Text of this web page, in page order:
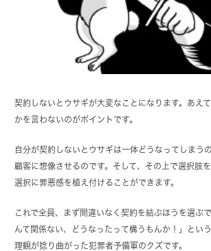
契約しないとウサギが大変なことになります。あえ
かを言わないのがポイントです。
自分が契約しないとウサギは一体どうなってしまう
顧客に想像させるのです。そして、その上で選択肢
選択に罪悪感を植え付けることができます。
これで全員、まず間違いなく契約を結ぶほうを選ぶ
んて関係ない、どうなったって構うもんか！」とい
理観が捻り曲がった犯罪者予備軍のクズです。